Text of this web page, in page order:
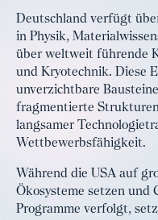
Deutschland verfügt
in Physik,
über weltweit führende
und Kryotechnik. Diese
unverzichtbare
fragmentierte
langsamer
Wettbewerbsfähigkeit.
Während die USA auf
Ökosysteme setzen und
Programme verfolgt,